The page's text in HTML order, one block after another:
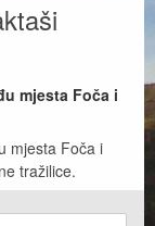
mjesta Foča i
mjesta Foča i
tražilice.